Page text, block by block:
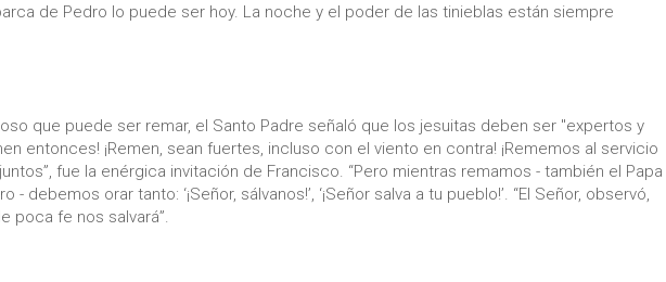
de Pedro lo puede ser hoy. La noche y el poder de las tinieblas están siempre
que puede ser remar, el Santo Padre señaló que los jesuitas deben ser "expertos y
entonces! ¡Remen, sean fuertes, incluso con el viento en contra! ¡Rememos al servicio
fue la enérgica invitación de Francisco. “Pero mientras remamos - también el Papa
- debemos orar tanto: ‘¡Señor, sálvanos!’, ‘¡Señor salva a tu pueblo!’. “El Señor, observó,
poca fe nos salvará”.